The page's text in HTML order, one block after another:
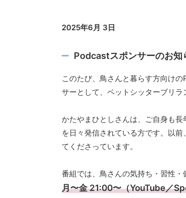
2025年6月 3日
Podcastスポンサーのお知
このたび、鳥さんと暮らす方向け
サーとして、ペットシッターブリラ
かたやまひとしさんは、ご自身も
を日々発信されている方です。以
てくださっています。
番組では、鳥さんの気持ち・習性・
月〜金 21:00〜（YouTube／